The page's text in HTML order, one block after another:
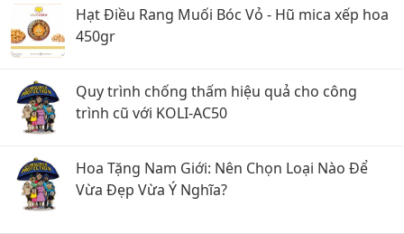
Hạt Điều Rang Muối Bóc Vỏ - Hũ mica xếp hoa
450gr
Quy trình chống thấm hiệu quả cho công
trình cũ với KOLI-AC50
Hoa Tặng Nam Giới: Nên Chọn Loại Nào Để
Vừa Đẹp Vừa Ý Nghĩa?